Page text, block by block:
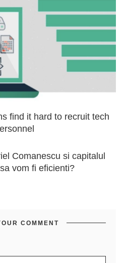
find it hard to recruit tech
Comanescu si capitalul
vom fi eficienti?
COMMENT